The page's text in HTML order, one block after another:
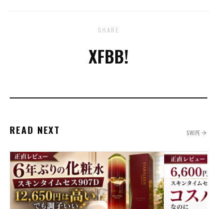
SHARE
XFBB!
READ NEXT SWIPE